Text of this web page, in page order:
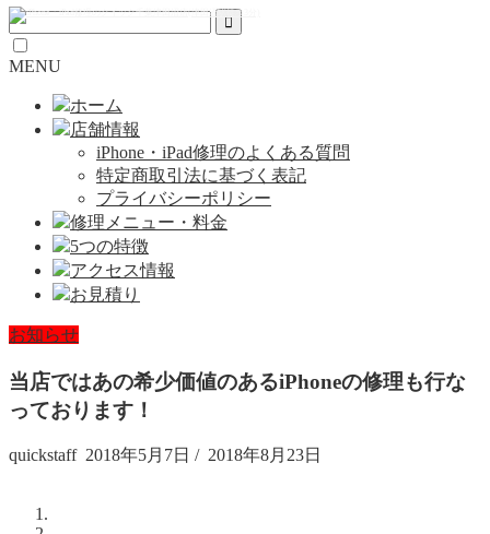
MENU
ホーム
店舗情報
iPhone・iPad修理のよくある質問
特定商取引法に基づく表記
プライバシーポリシー
修理メニュー・料金
5つの特徴
アクセス情報
お見積り
お知らせ
当店ではあの希少価値のあるiPhoneの修理も行な
っております！
quickstaff 2018年5月7日 / 2018年8月23日